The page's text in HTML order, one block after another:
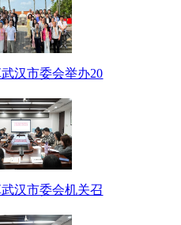
武汉市委会举办20
武汉市委会机关召